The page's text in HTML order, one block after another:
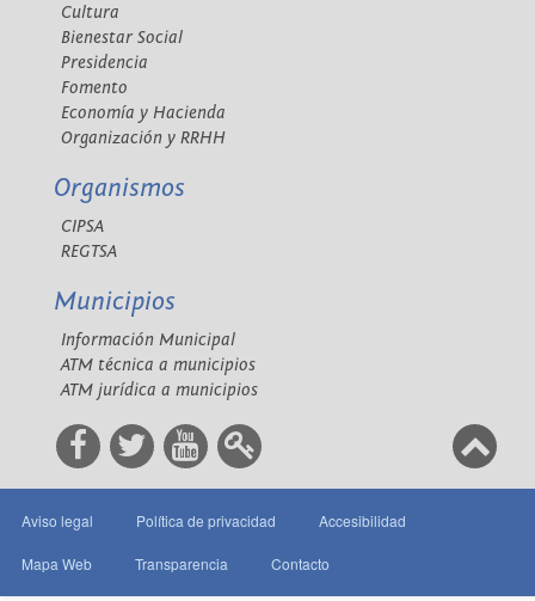
Cultura
Bienestar Social
Presidencia
Fomento
Economía y Hacienda
Organización y RRHH
Organismos
CIPSA
REGTSA
Municipios
Información Municipal
ATM técnica a municipios
ATM jurídica a municipios
Aviso legal Política de privacidad Accesibilidad
Mapa Web Transparencia Contacto